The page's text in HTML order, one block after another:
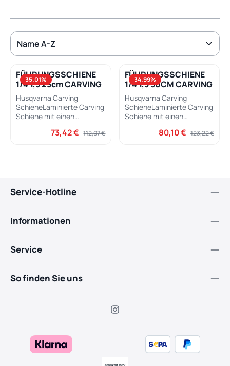
35.01%
FÜHRUNGSSCHIENE
1/4 1,3 25cm CARVING
Husqvarna Carving
SchieneLaminierte Carving
Schiene mit einen
geeignet für
1,3mmTreibglieder : 60
Verkaufspreis:
73,42 € Regulärer Preis:
112,97 €
34.99%
FÜHRUNGSSCHIENE
1/4 1,3 30CM CARVING
Husqvarna Carving
SchieneLaminierte Carving
Schiene mit einen
geeignet fürVerkaufspreis:
80,10 € Regulärer
123,22 €
Service-Hotline
Informationen
Service
So finden Sie uns